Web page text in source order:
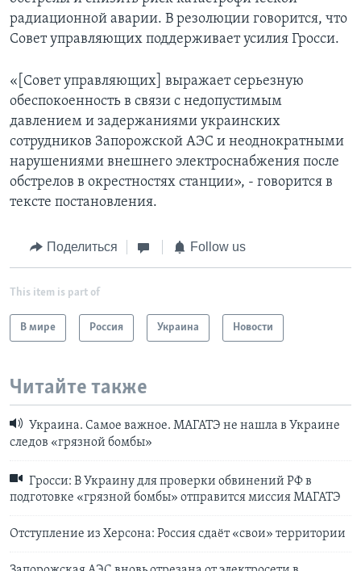
радиационной аварии. В резолюции говорится, что
Совет управляющих поддерживает усилия Гросси.
«[Совет управляющих] выражает серьезную
обеспокоенность в связи с недопустимым
давлением и задержаниями украинских
сотрудников Запорожской АЭС и неоднократными
нарушениями внешнего электроснабжения после
обстрелов в окрестностях станции», - говорится в
тексте постановления.
Поделиться Follow us
This item is part of
В мире Россия Украина Новости
Читайте также
Украина. Самое важное. МАГАТЭ не нашла в Украине
следов «грязной бомбы»
Гросси: В Украину для проверки обвинений РФ в
подготовке «грязной бомбы» отправится миссия МАГАТЭ
Отступление из Херсона: Россия сдаёт «свои» территории